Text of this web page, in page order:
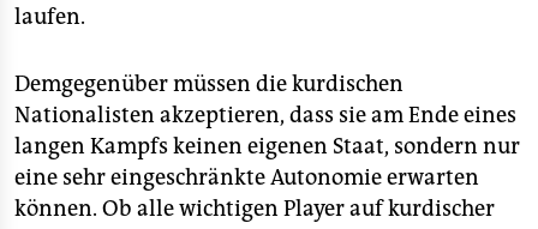
laufen.
Demgegenüber müssen die kurdischen
Nationalisten akzeptieren, dass sie am Ende eines
langen Kampfs keinen eigenen Staat, sondern nur
eine sehr eingeschränkte Autonomie erwarten
können. Ob alle wichtigen Player auf kurdischer